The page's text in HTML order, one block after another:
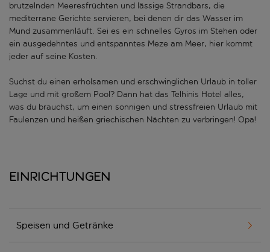
brutzelnden Meeresfrüchten und lässige Strandbars, die
mediterrane Gerichte servieren, bei denen dir das Wasser im
Mund zusammenläuft. Sei es ein schnelles Gyros im Stehen oder
ein ausgedehntes und entspanntes Meze am Meer, hier kommt
jeder auf seine Kosten.
Suchst du einen erholsamen und erschwinglichen Urlaub in toller
Lage und mit großem Pool? Dann hat das Telhinis Hotel alles,
was du brauchst, um einen sonnigen und stressfreien Urlaub mit
Faulenzen und heißen griechischen Nächten zu verbringen! Opa!
Einrichtungen
Speisen und Getränke